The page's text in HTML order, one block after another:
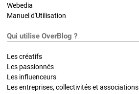
Webedia
Manuel d'Utilisation
Qui utilise OverBlog ?
Les créatifs
Les passionnés
Les influenceurs
Les entreprises, collectivités et associations